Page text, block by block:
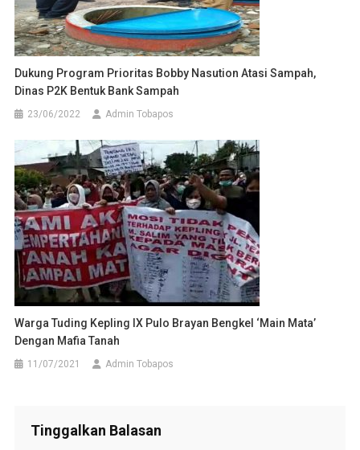
Dukung Program Prioritas Bobby Nasution Atasi Sampah,
Dinas P2K Bentuk Bank Sampah
23/06/2022 Admin Tobapos
Warga Tuding Kepling IX Pulo Brayan Bengkel ‘Main Mata’
Dengan Mafia Tanah
11/07/2021 Admin Tobapos
Tinggalkan Balasan